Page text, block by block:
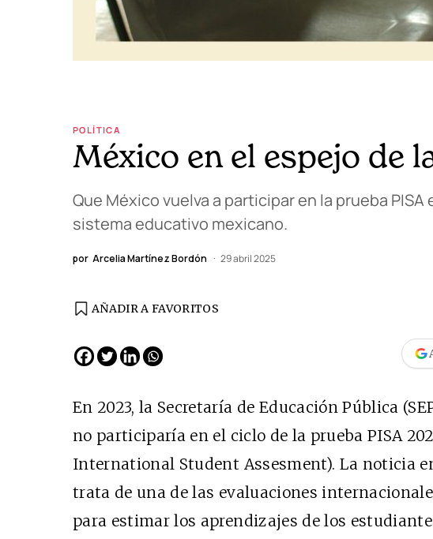
POLÍTICA
México en el espejo de
Que México vuelva a participar en la prueba
sistema educativo mexicano.
por Arcelia Martínez Bordón 29 abril 2025
AÑADIR A FAVORITOS
En 2023, la Secretaría de Educación Pública
no participaría en el ciclo de la prueba PISA
International Student Assesment). La noticia
trata de una de las evaluaciones
para estimar los aprendizajes de los